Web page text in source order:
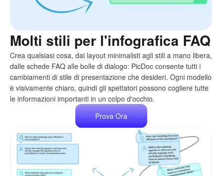
Molti stili per l'infografica FAQ
Crea qualsiasi cosa, dai layout minimalisti agli stili a mano libera,
dalle schede FAQ alle bolle di dialogo: PicDoc consente tutti i
cambiamenti di stile di presentazione che desideri. Ogni modello
è visivamente chiaro, quindi gli spettatori possono cogliere tutte
le informazioni importanti in un colpo d'occhio.
Prova Ora